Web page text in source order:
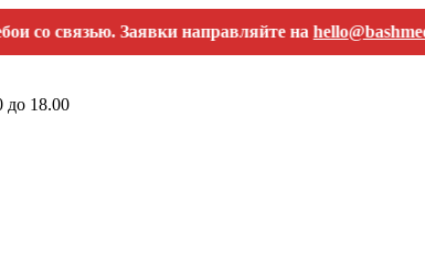
Заявки направляйте наhello@bashmedica.ru
до 18.00